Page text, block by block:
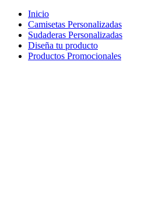
Inicio
Camisetas Personalizadas
Sudaderas Personalizadas
Diseña tu producto
Productos Promocionales